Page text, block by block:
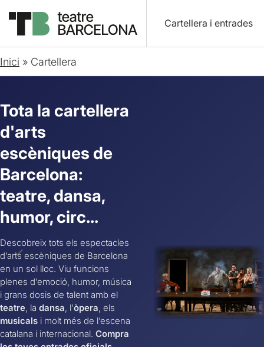
Cartellera i entrades
Inici » Cartellera
Tota la cartellera
d'arts
escèniques de
Barcelona:
teatre, dansa,
humor, circ...
Descobreix tots els espectacles
d’arts escèniques de Barcelona
en un sol lloc. Viu funcions
plenes d’emoció, humor, música
i grans dosis de talent amb el
teatre, la dansa, l’òpera, els
musicals i molt més de l’escena
catalana i internacional. Compra